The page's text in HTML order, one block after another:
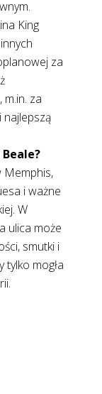
King
za
za
najlepszą
Memphis,
i ważne
W
ulica może
smutki i
tylko mogła